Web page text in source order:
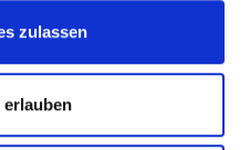
zulassen